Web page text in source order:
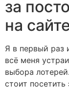
за
на
Я в первый раз
всё меня
выбора
стоит посетить